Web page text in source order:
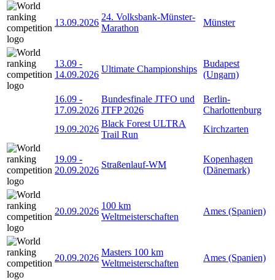
13.09.2026
24. Volksbank-Münster-
Marathon
Münster
13.09 -
14.09.2026
Ultimate Championships
Budapest
(Ungarn)
16.09 -
17.09.2026
Bundesfinale JTFO und
JTFP 2026
Berlin-
Charlottenburg
19.09.2026
Black Forest ULTRA
Trail Run
Kirchzarten
19.09 -
20.09.2026
Straßenlauf-WM
Kopenhagen
(Dänemark)
20.09.2026
100 km
Weltmeisterschaften
Ames (Spanien)
20.09.2026
Masters 100 km
Weltmeisterschaften
Ames (Spanien)